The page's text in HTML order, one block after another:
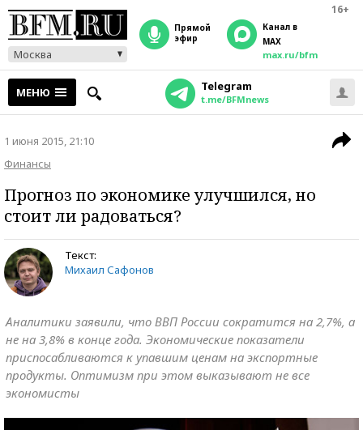
16+
Москва
прямой
эфир
Канал в
MAX
max.ru/bfm
МЕНЮ Telegram
t.me/BFMnews
1 июня 2015, 21:10
Финансы
Прогноз по экономике улучшился, но
стоит ли радоваться?
Текст:
Михаил Сафонов
Аналитики заявили, что ВВП России сократится на 2,7%, а
не на 3,8% в конце года. Экономические показатели
приспосабливаются к упавшим ценам на экспортные
продукты. Оптимизм при этом выказывают не все
экономисты